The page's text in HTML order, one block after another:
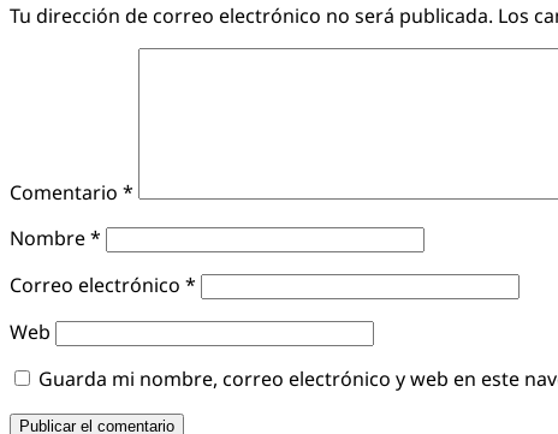
Tu dirección de correo electrónico no será publicada. Los
Comentario *
Nombre*
Correo electrónico *
Web
Guarda mi nombre, correo electrónico y web en este